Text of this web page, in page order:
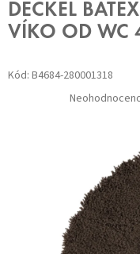
DECKEL
VÍKO OD WC
Kód: B4684-280001318
Průměrné
hodnocení